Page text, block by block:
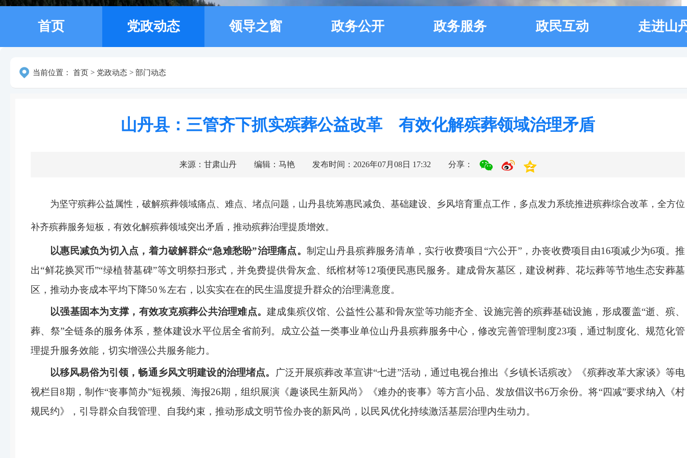
首页 党政动态 领导之窗 政务公开 政务服务 政民互动 走进山
当前位置： 首页 > 党政动态 > 部门动态
山丹县：三管齐下抓实殡葬公益改革 有效化解殡葬领域治理矛盾
来源：甘肃山丹 编辑：马艳 发布时间：2026年07月08日 17:32 分享：
为坚守殡葬公益属性，破解殡葬领域痛点、难点、堵点问题，山丹县统筹惠民减负、基础建设、乡风培育重点工作，多点发力系统推进殡葬综合改革，全方位
补齐殡葬服务短板，有效化解殡葬领域突出矛盾，推动殡葬治理提质增效。
以惠民减负为切入点，着力破解群众“急难愁盼”治理痛点。 制定山丹县殡葬服务清单，实行收费项目“六公开”，办丧收费项目由16项减少为6项。推
出“鲜花换冥币”“绿植替墓碑”等文明祭扫形式，并免费提供骨灰盒、纸棺材等12项便民惠民服务。建成骨灰墓区，建设树葬、花坛葬等节地生态安葬墓
区，推动办丧成本平均下降50％左右，以实实在在的民生温度提升群众的治理满意度。
以强基固本为支撑，有效攻克殡葬公共治理难点。建成集殡仪馆、公益性公墓和骨灰堂等功能齐全、设施完善的殡葬基础设施，形成覆盖“逝、殡、
葬、祭”全链条的服务体系，整体建设水平位居全省前列。成立公益一类事业单位山丹县殡葬服务中心，修改完善管理制度23项，通过制度化、规范化管
理提升服务效能，切实增强公共服务能力。
以移风易俗为引领，畅通乡风文明建设的治理堵点。
广泛开展殡葬改革宣讲“七进”活动，通过电视台推出《乡镇长话殡改》《殡葬改革大家谈》等电
视栏目8期，制作“丧事简办”短视频、海报26期，组织展演《趣谈民生新风尚》《难办的丧事》等方言小品、发放倡议书6万余份。将“四减”要求纳入《村
规民约》，引导群众自我管理、自我约束，推动形成文明节俭办丧的新风尚，以民风优化持续激活基层治理内生动力。